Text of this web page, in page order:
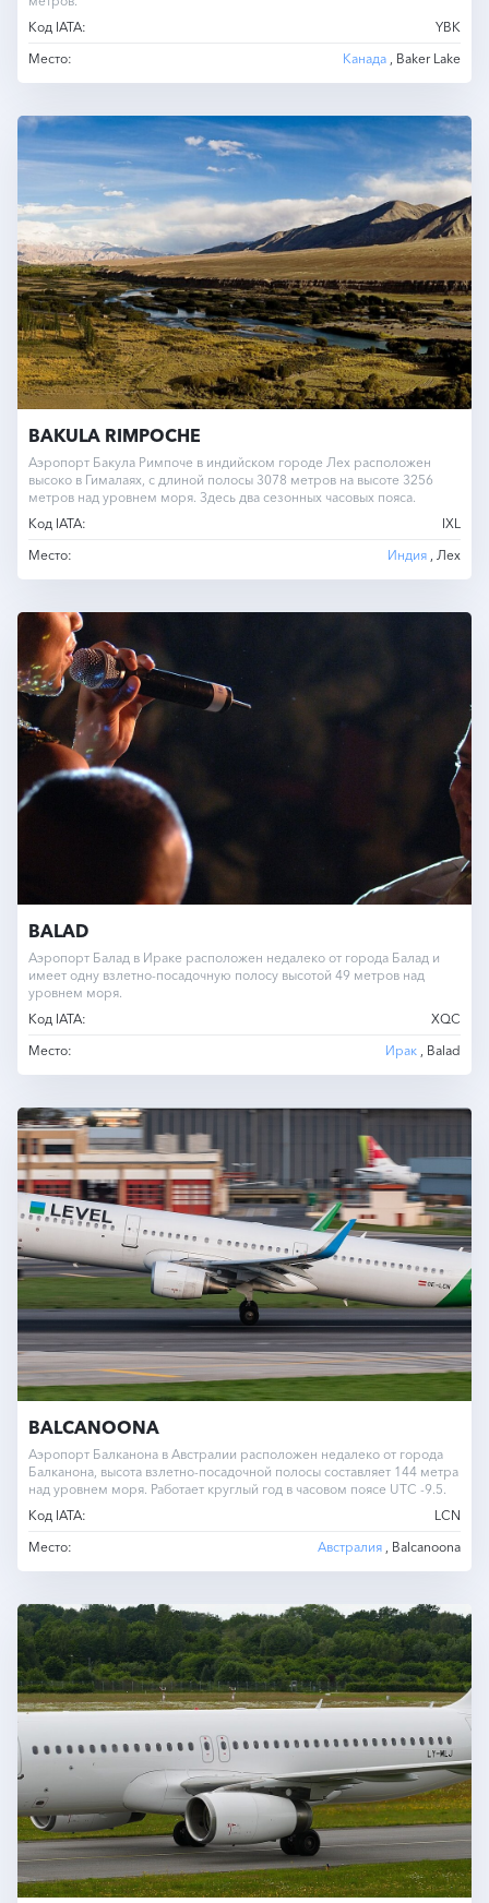
Код IATA:
YBK
Место:
Канада , Baker Lake
BAKULA RIMPOCHE
Аэропорт Бакула Римпоче в индийском городе Лех расположен
высоко в Гималаях, с длиной полосы 3078 метров на высоте 3256
метров над уровнем моря. Здесь два сезонных часовых пояса.
Код IATA:
IXL
Место:
Индия , Лех
BALAD
Аэропорт Балад в Ираке расположен недалеко от города Балад и
имеет одну взлетно-посадочную полосу высотой 49 метров над
уровнем моря.
Код IATA:
XQC
Место:
Ирак , Balad
BALCANOONA
Аэропорт Балканона в Австралии расположен недалеко от города
Балканона, высота взлетно-посадочной полосы составляет 144 метра
над уровнем моря. Работает круглый год в часовом поясе UTC -9.5.
Код IATA:
LCN
Место:
Австралия , Balcanoona